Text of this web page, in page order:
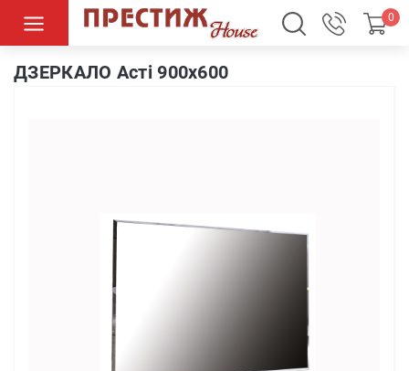
0
ДЗЕРКАЛО Асті 900х600
ДЗЕРКАЛО Асті 900х600